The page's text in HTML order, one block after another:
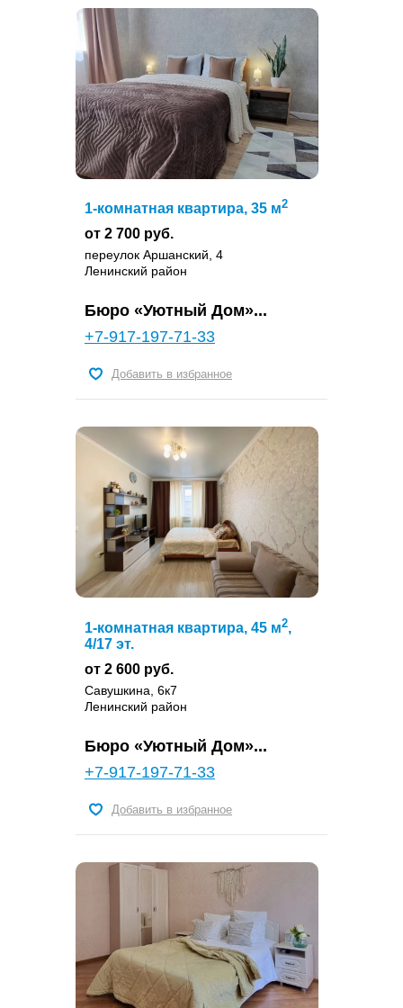
1-комнатная квартира, 35 м2
от 2 700 руб.
переулок Аршанский, 4
Ленинский район
Бюро «Уютный Дом»...
+7-917-197-71-33
Добавить в избранное
1-комнатная квартира, 45 м2,
4/17 эт.
от 2 600 руб.
Савушкина, 6к7
Ленинский район
Бюро «Уютный Дом»...
+7-917-197-71-33
Добавить в избранное